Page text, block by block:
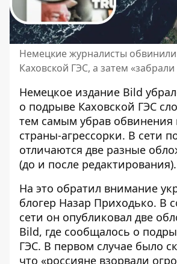
Немецкие журналисты
Каховской ГЭС, а затем
Немецкое издание Bild
о подрыве Каховской ГЭС
тем самым убрав обвинения
страны-агрессорки. В сети
отличаются две разные
(до и после редактирования).
На это обратил внимание
блогер Назар Приходько. В
сети он опубликовал две
Bild, где сообщалось о
ГЭС. В первом случае было
что «россияне взорвали